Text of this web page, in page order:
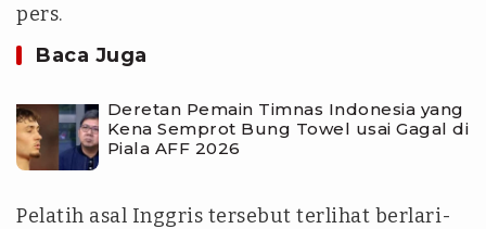
pers.
Baca Juga
Deretan Pemain Timnas Indonesia yang
Kena Semprot Bung Towel usai Gagal di
Piala AFF 2026
‎Pelatih asal Inggris tersebut terlihat berlari-